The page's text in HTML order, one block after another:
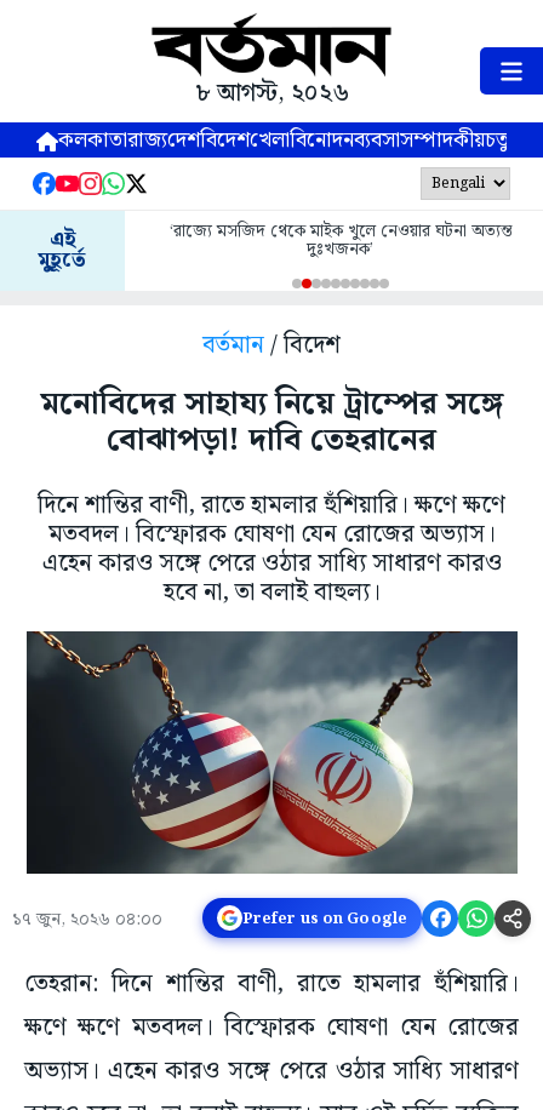
৮ আগস্ট, ২০২৬
কলকাতারাজ্যদেশবিদেশখেলাবিনোদনব্যবসাসম্পাদকীয়
এই
মুহূর্তে
‘রাজ্যে মসজিদ থেকে মাইক খুলে নেওয়ার ঘটনা অত্যন্ত
দুঃখজনক’
বর্তমান/ বিদেশ
মনোবিদের সাহায্য নিয়ে ট্রাম্পের সঙ্গে
বোঝাপড়া! দাবি তেহরানের
দিনে শান্তির বাণী, রাতে হামলার হুঁশিয়ারি। ক্ষণে ক্ষণে
মতবদল। বিস্ফোরক ঘোষণা যেন রোজের অভ্যাস।
এহেন কারও সঙ্গে পেরে ওঠার সাধ্যি সাধারণ কারও
হবে না, তা বলাই বাহুল্য।
১৭ জুন, ২০২৬ ০৪:০০ Prefer us on Google
তেহরান: দিনে শান্তির বাণী, রাতে হামলার হুঁশিয়ারি।
ক্ষণে ক্ষণে মতবদল। বিস্ফোরক ঘোষণা যেন রোজের
অভ্যাস। এহেন কারও সঙ্গে পেরে ওঠার সাধ্যি সাধারণ